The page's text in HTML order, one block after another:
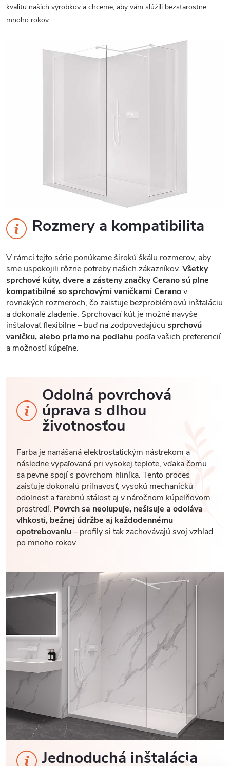
kvalitu našich výrobkov a chceme, aby vám slúžili bezstarostne
mnoho rokov.
Rozmery a kompatibilita
V rámci tejto série ponúkame širokú škálu rozmerov, aby
sme uspokojili rôzne potreby našich zákazníkov. Všetky
sprchové kúty, dvere a zásteny značky Cerano sú plne
kompatibilné so sprchovými vaničkami Ceranov
rovnakých rozmeroch, čo zaisťuje bezproblémovú inštaláciu
a dokonalé zladenie. Sprchovací kút je možné navyše
inštalovať flexibilne – buď na zodpovedajúcu sprchovú
vaničku, alebo priamo na podlahu podľa vašich preferencií
a možností kúpeľne.
Odolná povrchová
úprava s dlhou
životnosťou
Farba je nanášaná elektrostatickým nástrekom a
následne vypaľovaná pri vysokej teplote, vďaka čomu
sa pevne spojí s povrchom hliníka. Tento proces
zaisťuje dokonalú priľnavosť, vysokú mechanickú
odolnosť a farebnú stálosť aj v náročnom kúpeľňovom
prostredí. Povrch sa neolupuje, nešisuje a odoláva
vlhkosti, bežnej údržbe aj každodennému
opotrebovaniu– profily si tak zachovávajú svoj vzhľad
po mnoho rokov.
Jednoduchá inštalácia